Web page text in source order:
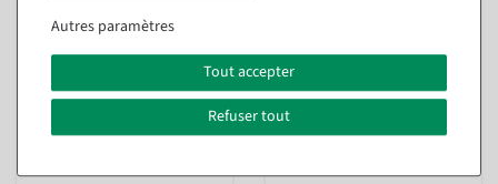
Fleurs artificielles Gerbera
Mix 60 pcs.
Arbre de cerisiers artificiel,
220 cm, rose
Autres paramètres
Tout accepter
Refuser tout